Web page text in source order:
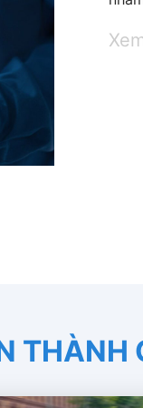
THÀNH